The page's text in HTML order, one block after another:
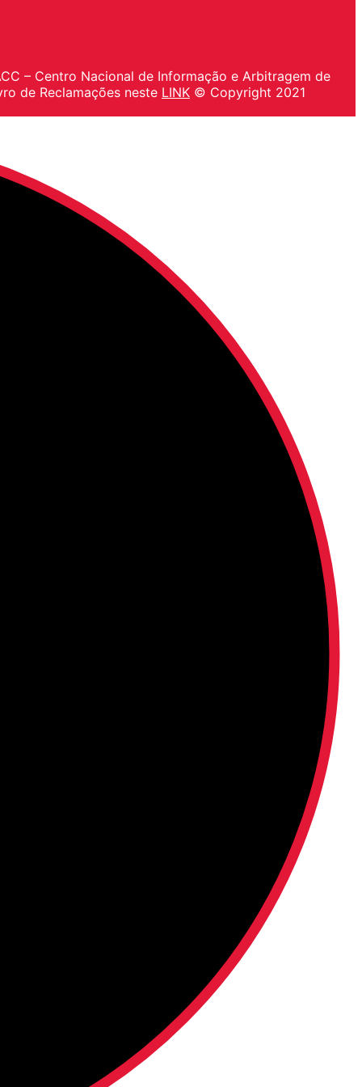
– Centro Nacional de Informação e Arbitragem de
de Reclamações neste LINK © Copyright 2021